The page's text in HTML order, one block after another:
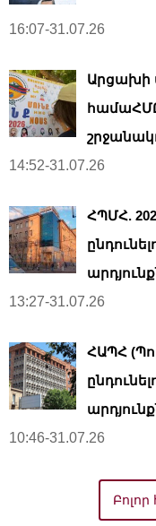
16:07-31.07.26
Արցախի
14:52-31.07.26
ՀՊՄՀ.
13:27-31.07.26
ՀԱՊՀ
10:46-31.07.26